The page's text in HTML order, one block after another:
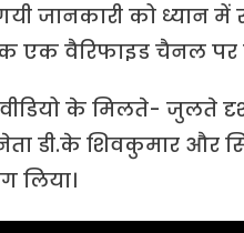
जानकारी को ध्यान में
एक वैरिफाइड चैनल पर
के मिलते- जुलते
डी.के शिवकुमार और
लिया।